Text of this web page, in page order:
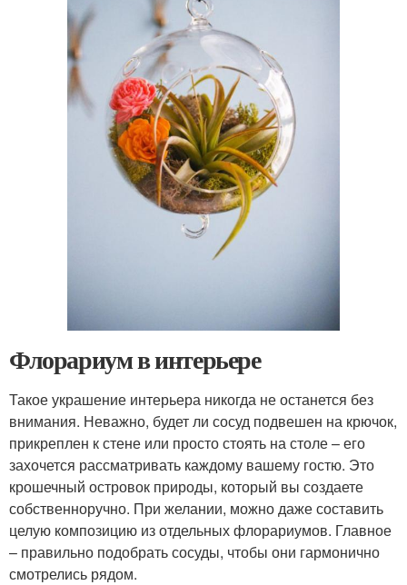
Флорариум в интерьере
Такое украшение интерьера никогда не останется без
внимания. Неважно, будет ли сосуд подвешен на крючок,
прикреплен к стене или просто стоять на столе – его
захочется рассматривать каждому вашему гостю. Это
крошечный островок природы, который вы создаете
собственноручно. При желании, можно даже составить
целую композицию из отдельных флорариумов. Главное
– правильно подобрать сосуды, чтобы они гармонично
смотрелись рядом.